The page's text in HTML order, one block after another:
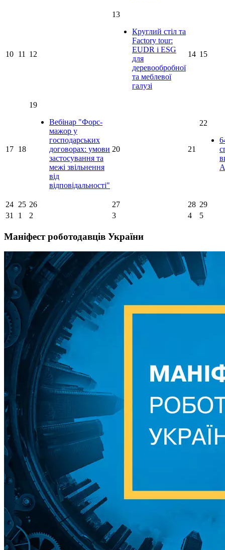
10 11 12
13
Круглий стіл та
Factory tour:
EUDR і ESG
для
деревообробної
та меблевої
галузі
14 15
17 18
19
Вебінар "Форс-
мажор у
господарських
договорах: умови
застосування та
межі звільнення
від
відповідальності"
20 21
22
24 25 26 27 28 29
31
1 2 3 4 5
Маніфест роботодавців України